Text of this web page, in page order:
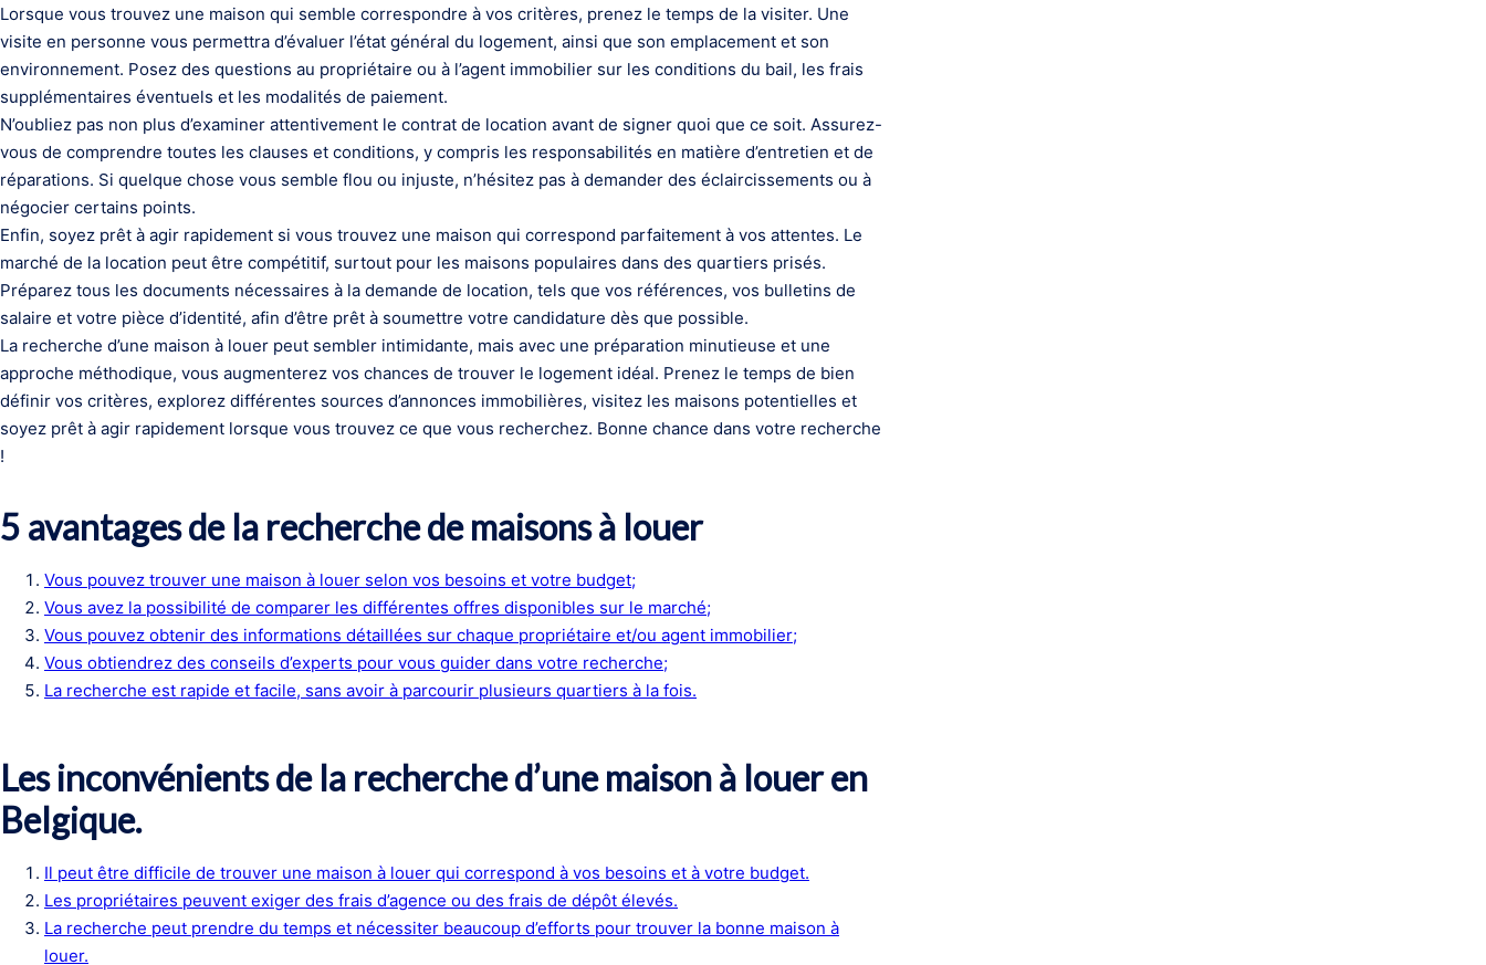
Lorsque vous trouvez une maison qui semble correspondre à vos critères, prenez le temps de la visiter. Une
visite en personne vous permettra d’évaluer l’état général du logement, ainsi que son emplacement et son
environnement. Posez des questions au propriétaire ou à l’agent immobilier sur les conditions du bail, les frais
supplémentaires éventuels et les modalités de paiement.
N’oubliez pas non plus d’examiner attentivement le contrat de location avant de signer quoi que ce soit. Assurez-
vous de comprendre toutes les clauses et conditions, y compris les responsabilités en matière d’entretien et de
réparations. Si quelque chose vous semble flou ou injuste, n’hésitez pas à demander des éclaircissements ou à
négocier certains points.
Enfin, soyez prêt à agir rapidement si vous trouvez une maison qui correspond parfaitement à vos attentes. Le
marché de la location peut être compétitif, surtout pour les maisons populaires dans des quartiers prisés.
Préparez tous les documents nécessaires à la demande de location, tels que vos références, vos bulletins de
salaire et votre pièce d’identité, afin d’être prêt à soumettre votre candidature dès que possible.
La recherche d’une maison à louer peut sembler intimidante, mais avec une préparation minutieuse et une
approche méthodique, vous augmenterez vos chances de trouver le logement idéal. Prenez le temps de bien
définir vos critères, explorez différentes sources d’annonces immobilières, visitez les maisons potentielles et
soyez prêt à agir rapidement lorsque vous trouvez ce que vous recherchez. Bonne chance dans votre recherche
!
5 avantages de la recherche de maisons à louer
Vous pouvez trouver une maison à louer selon vos besoins et votre budget;
Vous avez la possibilité de comparer les différentes offres disponibles sur le marché;
Vous pouvez obtenir des informations détaillées sur chaque propriétaire et/ou agent immobilier;
Vous obtiendrez des conseils d’experts pour vous guider dans votre recherche;
La recherche est rapide et facile, sans avoir à parcourir plusieurs quartiers à la fois.
Les inconvénients de la recherche d’une maison à louer en
Belgique.
Il peut être difficile de trouver une maison à louer qui correspond à vos besoins et à votre budget.
Les propriétaires peuvent exiger des frais d’agence ou des frais de dépôt élevés.
La recherche peut prendre du temps et nécessiter beaucoup d’efforts pour trouver la bonne maison à
louer.